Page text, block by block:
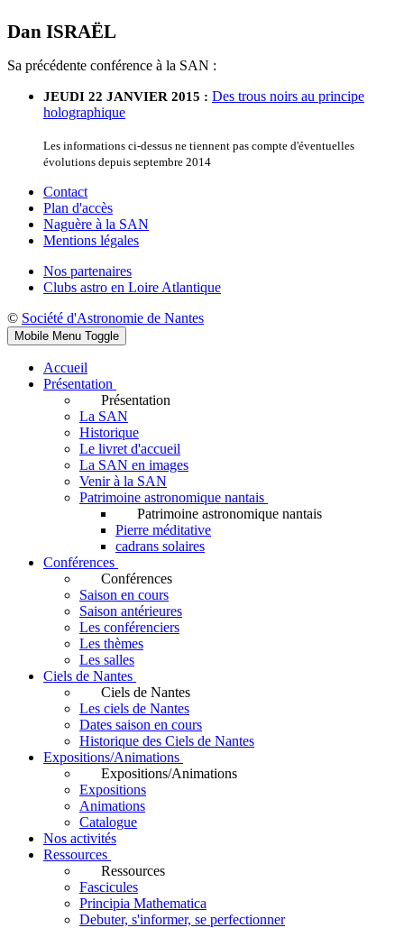
Dan ISRAËL
Sa précédente conférence à la SAN :
JEUDI 22 JANVIER 2015 : Des trous noirs au principe
holographique
Les informations ci-dessus ne tiennent pas compte d'éventuelles
évolutions depuis septembre 2014
Contact
Plan d'accès
Naguère à la SAN
Mentions légales
Nos partenaires
Clubs astro en Loire Atlantique
© Société d'Astronomie de Nantes
Mobile Menu Toggle
Accueil
Présentation
Présentation
La SAN
Historique
Le livret d'accueil
La SAN en images
Venir à la SAN
Patrimoine astronomique nantais
Patrimoine astronomique nantais
Pierre méditative
cadrans solaires
Conférences
Conférences
Saison en cours
Saison antérieures
Les conférenciers
Les thèmes
Les salles
Ciels de Nantes
Ciels de Nantes
Les ciels de Nantes
Dates saison en cours
Historique des Ciels de Nantes
Expositions/Animations
Expositions/Animations
Expositions
Animations
Catalogue
Nos activités
Ressources
Ressources
Fascicules
Principia Mathematica
Debuter, s'informer, se perfectionner